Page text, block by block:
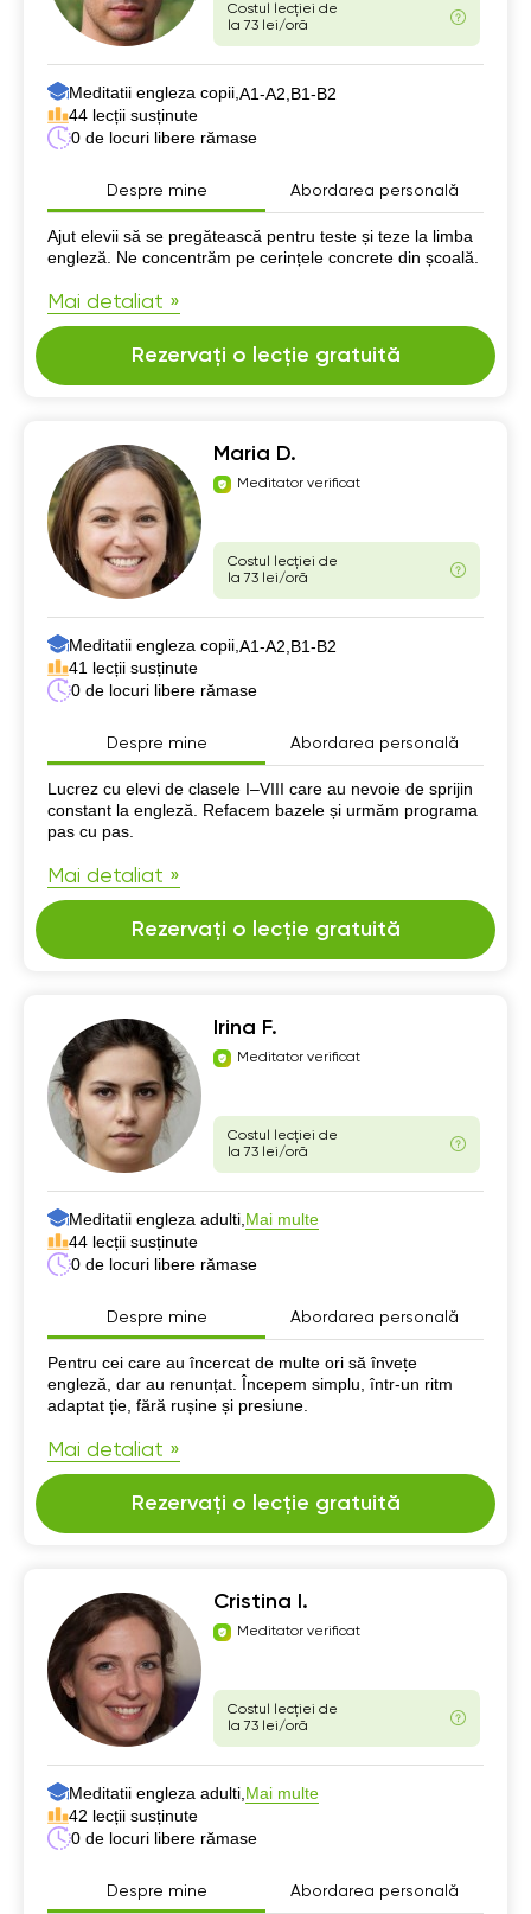
Costul lecției de
la 73 lei/oră
Meditatii engleza copii, А1-А2, B1-B2
44 lecții susținute
0 de locuri libere rămase
Despre mine Abordarea personală
Despre mine
Ajut elevii să se pregătească pentru teste și teze la limba
engleză. Ne concentrăm pe cerințele concrete din școală.
Mai detaliat »
Rezervați o lecție gratuită
Maria D.
Meditator verificat
Costul lecției de
la 73 lei/oră
Meditatii engleza copii, А1-А2, B1-B2
41 lecții susținute
0 de locuri libere rămase
Despre mine Abordarea personală
Despre mine
Lucrez cu elevi de clasele I–VIII care au nevoie de sprijin
constant la engleză. Refacem bazele și urmăm programa
pas cu pas.
Mai detaliat »
Rezervați o lecție gratuită
Irina F.
Meditator verificat
Costul lecției de
la 73 lei/oră
Meditatii engleza adulti, Mai multe
44 lecții susținute
0 de locuri libere rămase
Despre mine Abordarea personală
Despre mine
Pentru cei care au încercat de multe ori să învețe
engleză, dar au renunțat. Începem simplu, într-un ritm
adaptat ție, fără rușine și presiune.
Mai detaliat »
Rezervați o lecție gratuită
Cristina I.
Meditator verificat
Costul lecției de
la 73 lei/oră
Meditatii engleza adulti, Mai multe
42 lecții susținute
0 de locuri libere rămase
Despre mine Abordarea personală